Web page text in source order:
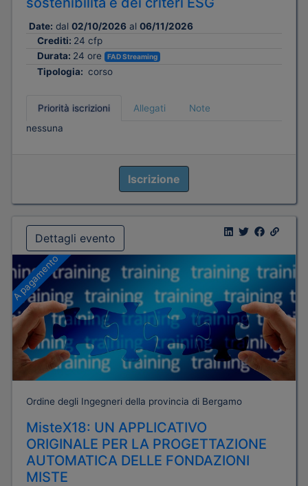
Date: dal 02/10/2026 al 06/11/2026
Crediti: 24 cfp
Durata: 24 ore FAD Streaming
Tipologia: corso
Priorità iscrizioni Allegati
Note
nessuna
Iscrizione
Dettagli evento
A pagamento
Ordine degli Ingegneri della provincia di Bergamo
MisteX18: UN APPLICATIVO
ORIGINALE PER LA PROGETTAZIONE
AUTOMATICA DELLE FONDAZIONI
MISTE